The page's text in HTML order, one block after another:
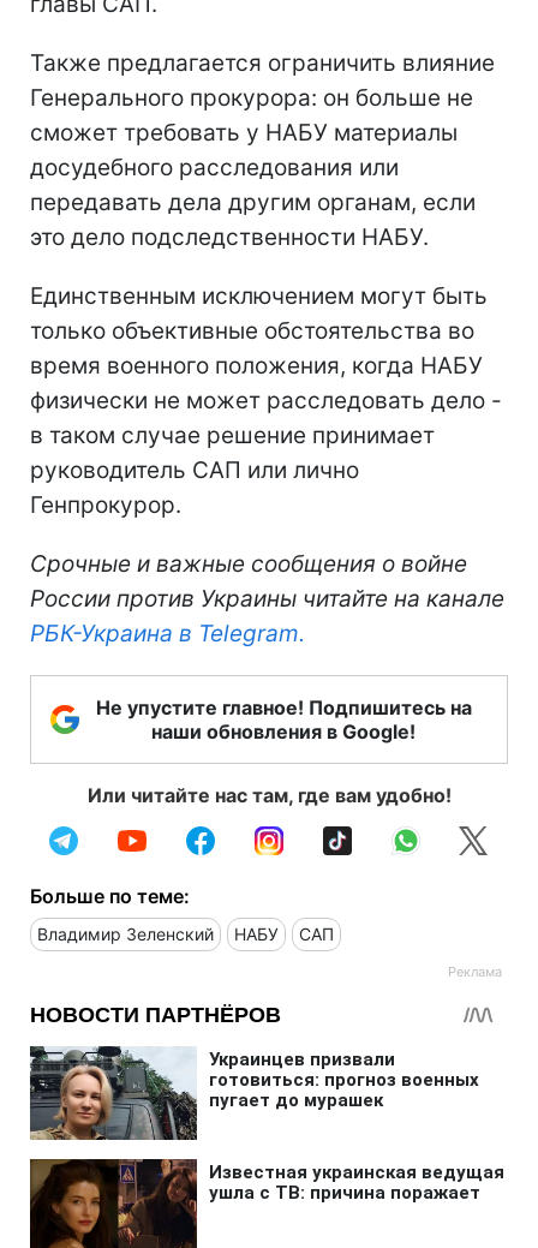
Также предлагается ограничить влияние
Генерального прокурора: он больше не
сможет требовать у НАБУ материалы
досудебного расследования или
передавать дела другим органам, если
это дело подследственности НАБУ.
Единственным исключением могут быть
только объективные обстоятельства во
время военного положения, когда НАБУ
физически не может расследовать дело -
в таком случае решение принимает
руководитель САП или лично
Генпрокурор.
Срочные и важные сообщения о войне
России против Украины читайте на канале
РБК-Украина в Telegram.
Не упустите главное! Подпишитесь на
наши обновления в Google!
Или читайте нас там, где вам удобно!
Больше по теме:
Владимир Зеленский НАБУ САП